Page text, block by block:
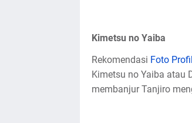
Kimetsu no Yaiba
Rekomendasi Foto
Kimetsu no Yaiba atau
membanjur Tanjiro